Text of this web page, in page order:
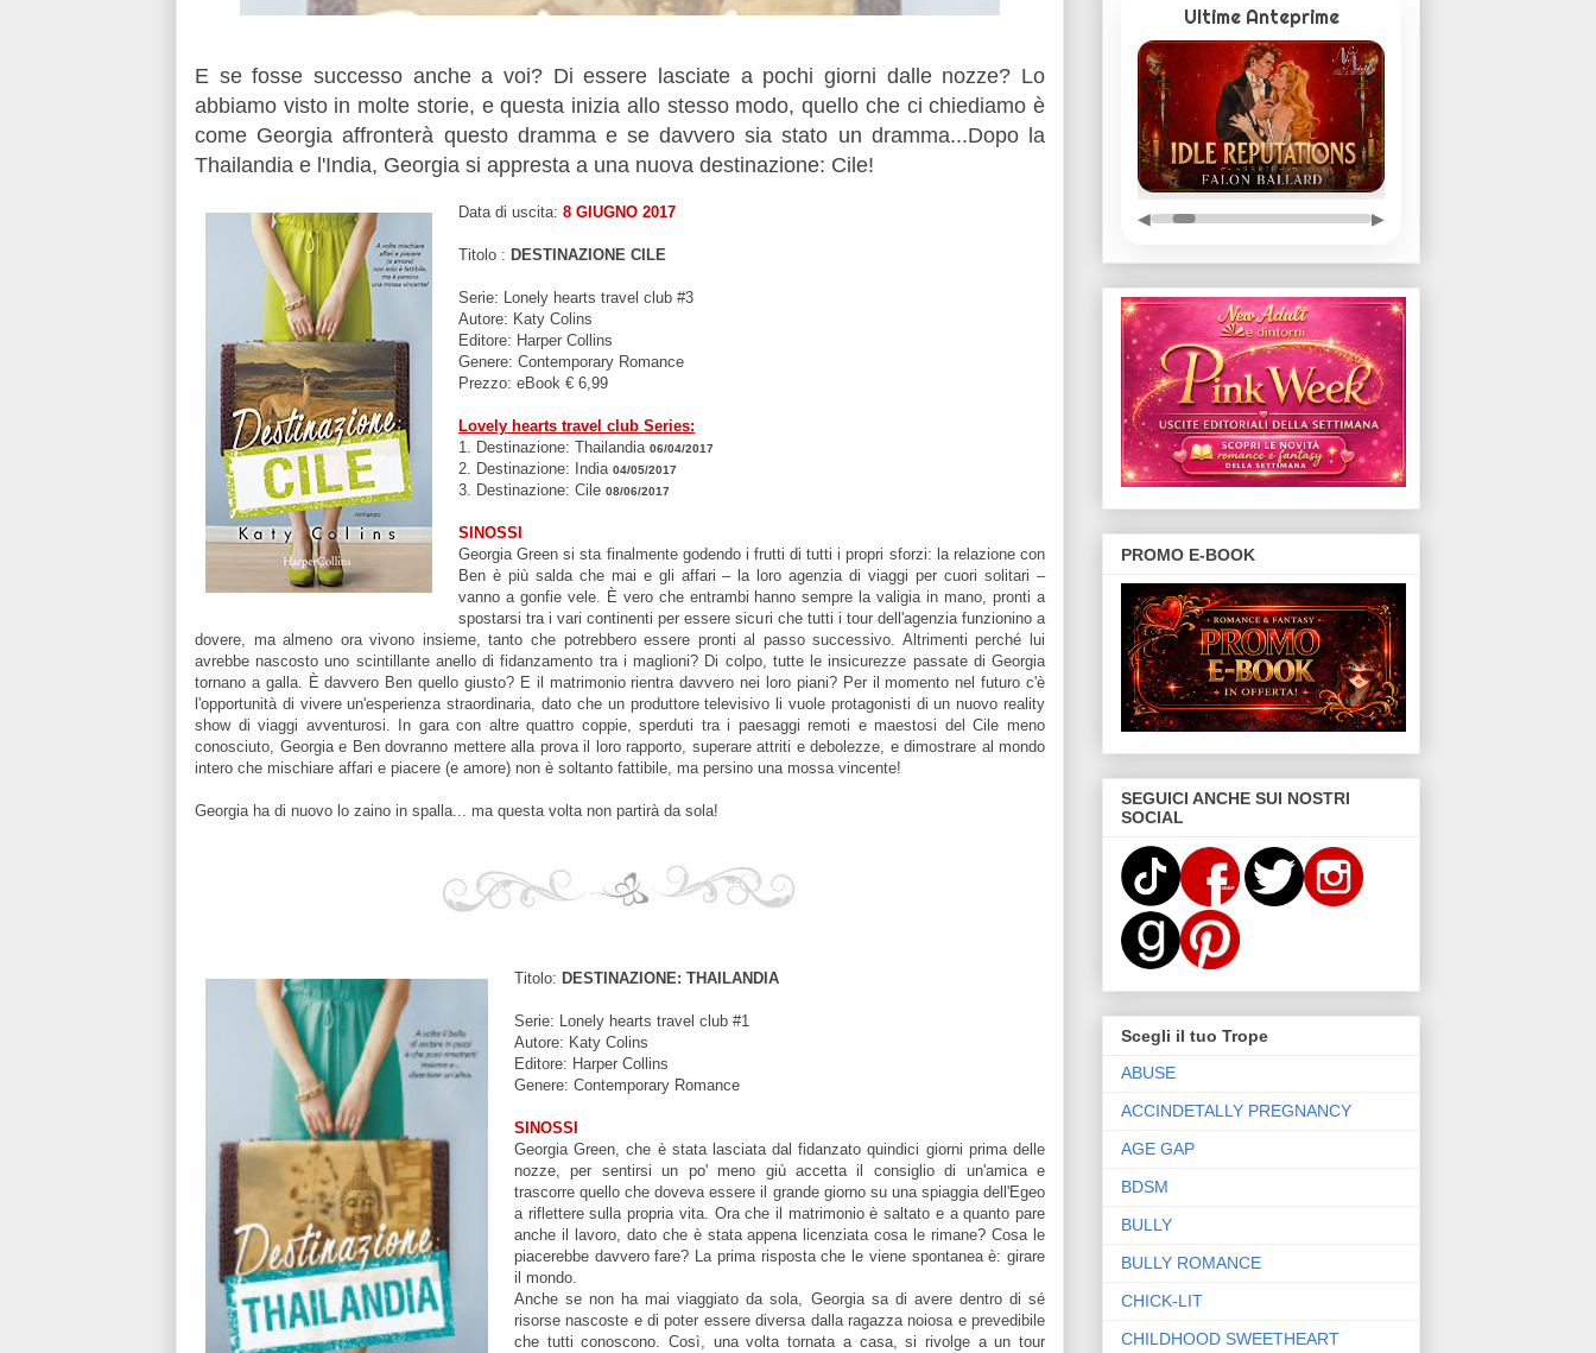
E se fosse successo anche a voi? Di essere lasciate a pochi giorni dalle nozze? Lo
abbiamo visto in molte storie, e questa inizia allo stesso modo, quello che ci chiediamo è
come Georgia affronterà questo dramma e se davvero sia stato un dramma...Dopo la
Thailandia e l'India, Georgia si appresta a una nuova destinazione: Cile!
Data di uscita: 8 GIUGNO 2017
Titolo : DESTINAZIONE CILE
Serie: Lonely hearts travel club #3
Autore: Katy Colins
Editore: Harper Collins
Genere: Contemporary Romance
Prezzo: eBook € 6,99
Lovely hearts travel club Series:
1. Destinazione: Thailandia 06/04/2017
2. Destinazione: India 04/05/2017
3. Destinazione: Cile 08/06/2017
SINOSSI
Georgia Green si sta finalmente godendo i frutti di tutti i propri sforzi: la relazione con
Ben è più salda che mai e gli affari – la loro agenzia di viaggi per cuori solitari –
vanno a gonfie vele. È vero che entrambi hanno sempre la valigia in mano, pronti a
spostarsi tra i vari continenti per essere sicuri che tutti i tour dell'agenzia funzionino a
dovere, ma almeno ora vivono insieme, tanto che potrebbero essere pronti al passo successivo. Altrimenti perché lui
avrebbe nascosto uno scintillante anello di fidanzamento tra i maglioni? Di colpo, tutte le insicurezze passate di Georgia
tornano a galla. È davvero Ben quello giusto? E il matrimonio rientra davvero nei loro piani? Per il momento nel futuro c'è
l'opportunità di vivere un'esperienza straordinaria, dato che un produttore televisivo li vuole protagonisti di un nuovo reality
show di viaggi avventurosi. In gara con altre quattro coppie, sperduti tra i paesaggi remoti e maestosi del Cile meno
conosciuto, Georgia e Ben dovranno mettere alla prova il loro rapporto, superare attriti e debolezze, e dimostrare al mondo
intero che mischiare affari e piacere (e amore) non è soltanto fattibile, ma persino una mossa vincente!
Georgia ha di nuovo lo zaino in spalla... ma questa volta non partirà da sola!
Titolo: DESTINAZIONE: THAILANDIA
Serie: Lonely hearts travel club #1
Autore: Katy Colins
Editore: Harper Collins
Genere: Contemporary Romance
SINOSSI
Georgia Green, che è stata lasciata dal fidanzato quindici giorni prima delle
nozze, per sentirsi un po' meno giù accetta il consiglio di un'amica e
trascorre quello che doveva essere il grande giorno su una spiaggia dell'Egeo
a riflettere sulla propria vita. Ora che il matrimonio è saltato e a quanto pare
anche il lavoro, dato che è stata appena licenziata cosa le rimane? Cosa le
piacerebbe davvero fare? La prima risposta che le viene spontanea è: girare
il mondo.
Anche se non ha mai viaggiato da sola, Georgia sa di avere dentro di sé
risorse nascoste e di poter essere diversa dalla ragazza noiosa e prevedibile
che tutti conoscono. Così, una volta tornata a casa, si rivolge a un tour
Ultime Anteprime
◀ ▶
PROMO E-BOOK
SEGUICI ANCHE SUI NOSTRI
SOCIAL
Scegli il tuo Trope
ABUSE
ACCINDETALLY PREGNANCY
AGE GAP
BDSM
BULLY
BULLY ROMANCE
CHICK-LIT
CHILDHOOD SWEETHEART